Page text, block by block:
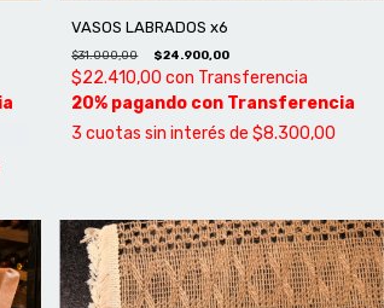
VASOS LABRADOS x6
$31.000,00 $24.900,00
$22.410,00con Transferencia
3 cuotas sin interés de$8.300,00